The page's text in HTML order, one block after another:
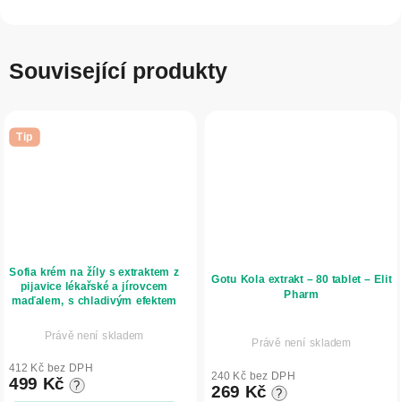
Související produkty
Tip
Sofia krém na žíly s extraktem z
pijavice lékařské a jírovcem
maďalem, s chladivým efektem
Právě není skladem
412 Kč bez DPH
499 Kč ?
Gotu Kola extrakt – 80 tablet – Elit
Pharm
Právě není skladem
240 Kč bez DPH
269 Kč ?